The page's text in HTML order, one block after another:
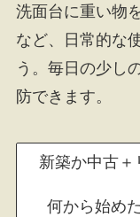
洗面台に重い物
など、日常的な
う。毎日の少し
防できます。
新築か中古
何から始め